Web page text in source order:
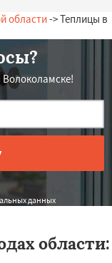
области-> Теплицы в
данных
области: